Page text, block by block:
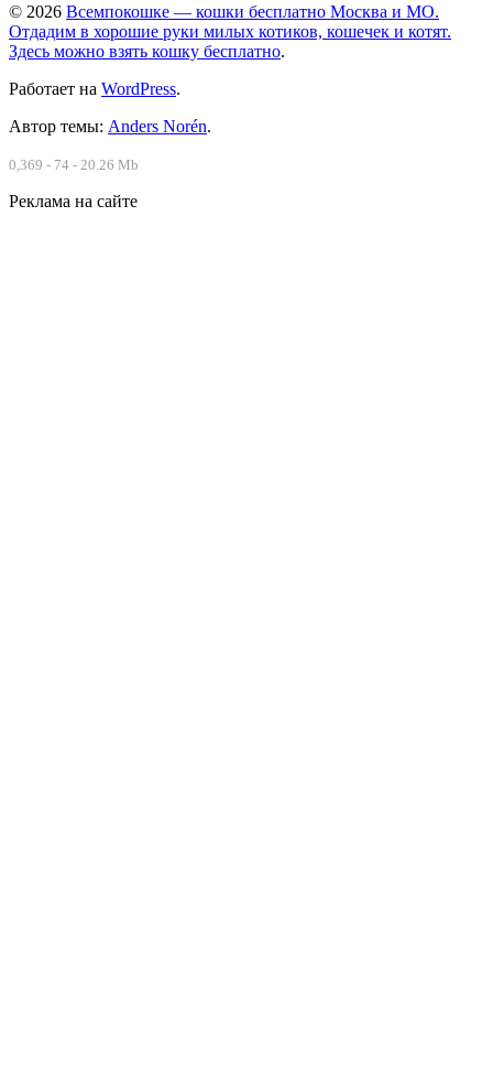
© 2026 Всемпокошке — кошки бесплатно Москва и МО.
Отдадим в хорошие руки милых котиков, кошечек и котят.
Здесь можно взять кошку бесплатно.
Работает на WordPress.
Автор темы: Anders Norén.
0,369 - 74 - 20.26 Mb
Реклама на сайте